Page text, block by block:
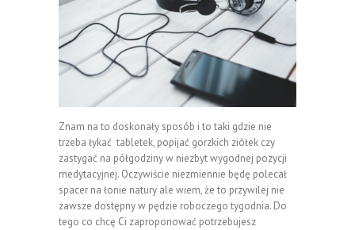
Znam na to doskonały sposób i to taki gdzie nie
trzeba łykać tabletek, popijać gorzkich ziółek czy
zastygać na półgodziny w niezbyt wygodnej pozycji
medytacyjnej. Oczywiście niezmiennie będę polecał
spacer na łonie natury ale wiem, że to przywilej nie
zawsze dostępny w pędzie roboczego tygodnia. Do
tego co chcę Ci zaproponować potrzebujesz